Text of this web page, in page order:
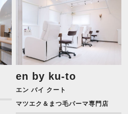
en by ku-to
エン バイ クート
マツエク＆まつ毛パーマ専門店